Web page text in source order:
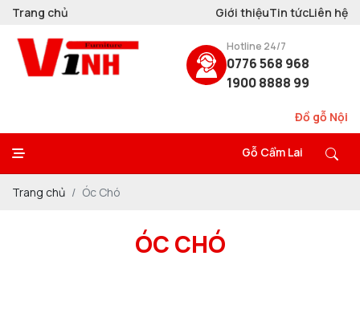
Trang chủ Giới thiệuTin tứcLiên hệ
Hotline 24/7
0776 568 968
1900 8888 99
Đồ gỗ Nội
Gỗ Cẩm Lai
Trang chủ Óc Chó
ÓC CHÓ